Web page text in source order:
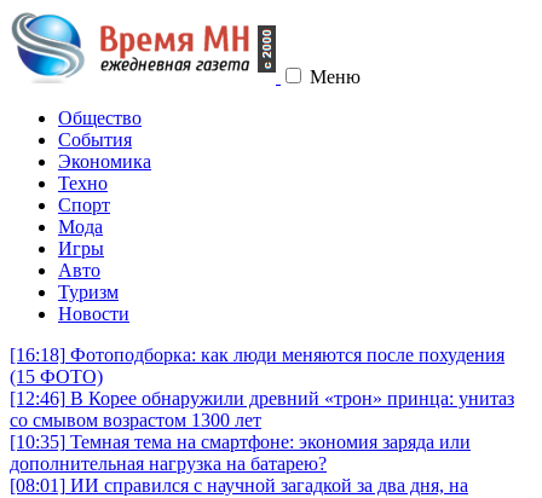
Меню
Общество
События
Экономика
Техно
Спорт
Мода
Игры
Авто
Туризм
Новости
[16:18] Фотоподборка: как люди меняются после похудения
(15 ФОТО)
[12:46] В Корее обнаружили древний «трон» принца: унитаз
со смывом возрастом 1300 лет
[10:35] Темная тема на смартфоне: экономия заряда или
дополнительная нагрузка на батарею?
[08:01] ИИ справился с научной загадкой за два дня, на